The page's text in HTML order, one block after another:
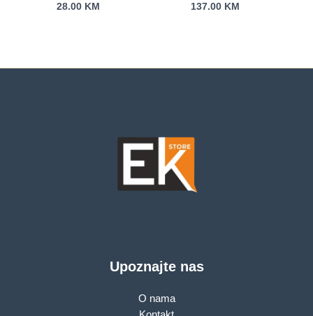
28.00 KM
FM/DAB+;USB-C
137.00 KM
Upoznajte nas
O nama